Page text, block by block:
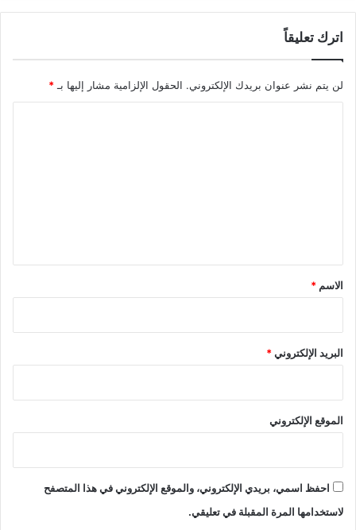
اترك تعليقاً
لن يتم نشر عنوان بريدك الإلكتروني. الحقول الإلزامية مشار إليها بـ *
*
الاسم *
البريد الإلكتروني*
الموقع الإلكتروني
احفظ اسمي، بريدي الإلكتروني، والموقع الإلكتروني في هذا المتصفح
لاستخدامها المرة المقبلة في تعليقي.